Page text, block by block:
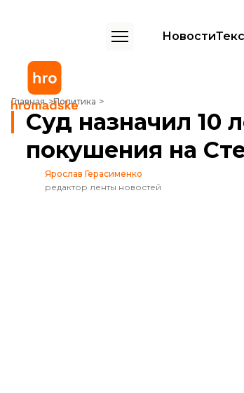
Новости
Главная Политика
Суд назначил 10 лет заключения исполнителю
Суд назначил 10
покушения на
Ярослав Герасименко
редактор ленты новостей